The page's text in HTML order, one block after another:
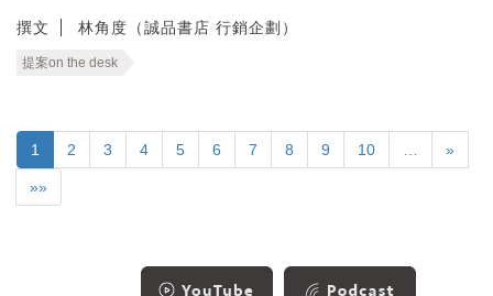
撰文 林角度（誠品書店 行銷企劃）
提案on the desk
1 2 3 4 5 6 7 8 9 10 »
»»